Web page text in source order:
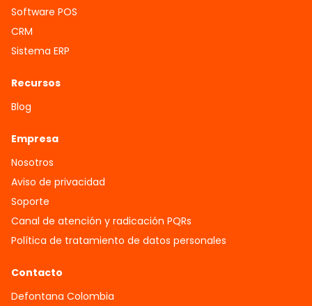
Software POS
CRM
Sistema ERP
Recursos
Blog
Empresa
Nosotros
Aviso de privacidad
Soporte
Canal de atención y radicación PQRs
Política de tratamiento de datos personales
Contacto
Defontana Colombia